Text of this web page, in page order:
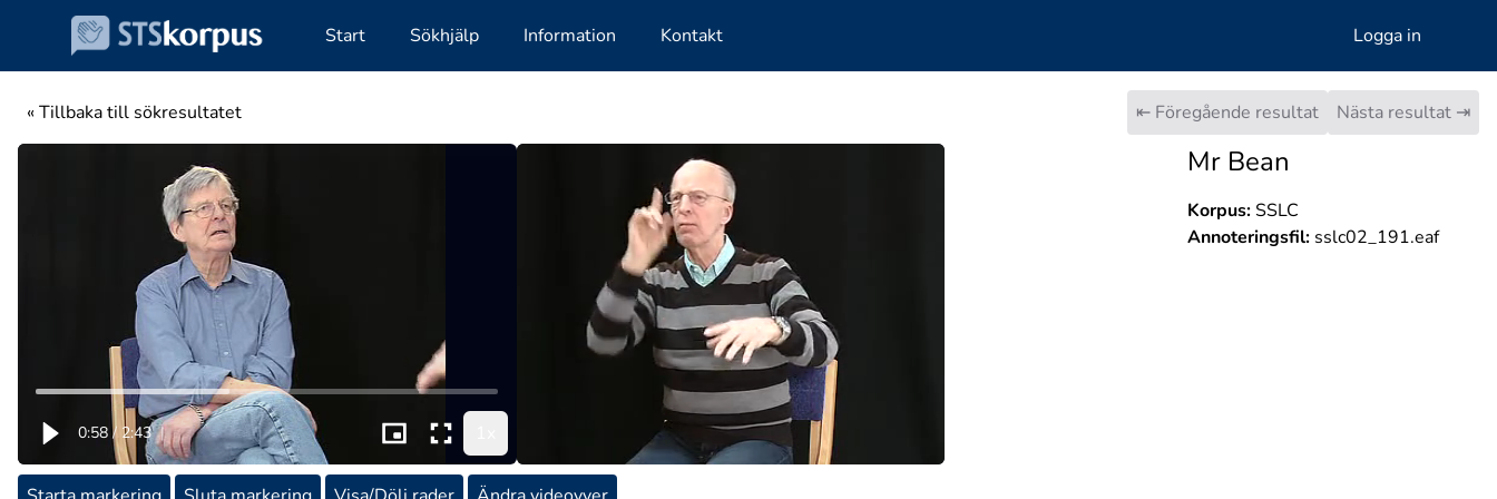
Start Sökhjälp Information Kontakt Logga in
« Tillbaka till sökresultatet ⇤ Föregående resultat Nästa resultat ⇥
0:58 / 2:43 |
Mr Bean
Korpus:SSLC
Annoteringsfil:sslc02_191.eaf